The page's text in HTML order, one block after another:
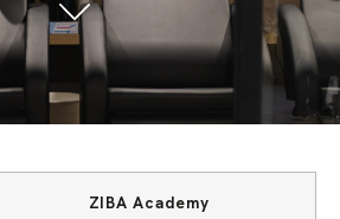
ZIBA Academy